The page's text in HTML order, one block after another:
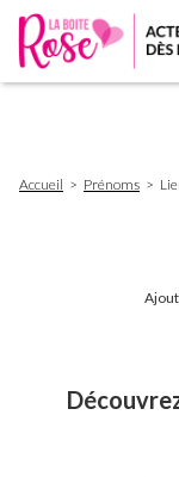
d'Ariane
Accueil Prénoms